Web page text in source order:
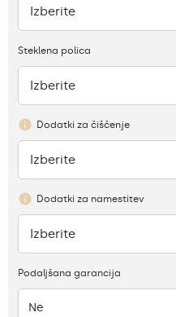
Ni
Izberite
Steklena polica
Pomanjkanje
Izberite
Dodatki za čiščenje
Ni
Izberite
Dodatki za namestitev
Ni
Izberite
Podaljšana garancija
Ne